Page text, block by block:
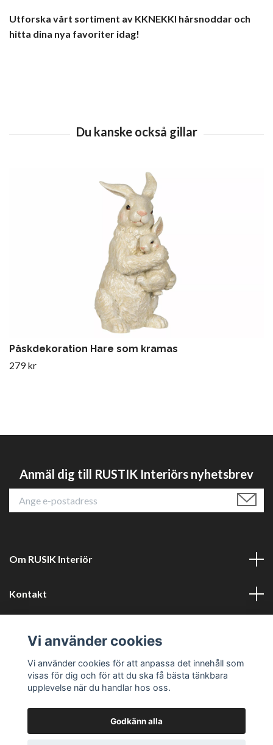
Utforska vårt sortiment av KKNEKKI hårsnoddar och
hitta dina nya favoriter idag!
Påskdekoration Hare som kramas
279 kr
Anmäl dig till RUSTIK Interiörs nyhetsbrev
Om RUSIK Interiör
Kontakt
Sociala medier
Vi använder cookies
Vi använder cookies för att anpassa det innehåll som
visas för dig och för att du ska få bästa tänkbara
upplevelse när du handlar hos oss.
Godkänn alla